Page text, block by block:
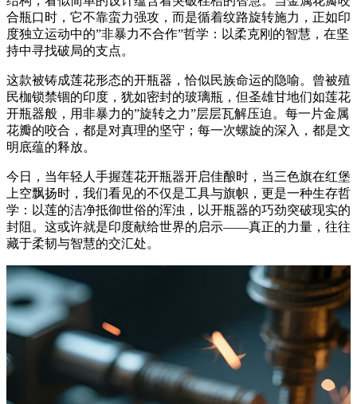
合瓶口时，它不靠蛮力强攻，而是循着纹路旋转施力，正如印
度独立运动中的”非暴力不合作”哲学：以柔克刚的智慧，在坚
持中寻找破局的支点。
这款被铸成莲花形态的开瓶器，恰似民族命运的隐喻。曾被殖
民枷锁禁锢的印度，犹如密封的玻璃瓶，但圣雄甘地们如莲花
开瓶器般，用非暴力的”旋转之力”层层瓦解压迫。每一片金属
花瓣的咬合，都是对真理的坚守；每一次螺旋的深入，都是文
明底蕴的释放。
今日，当年轻人手握莲花开瓶器开启佳酿时，当三色旗在红堡
上空飘扬时，我们看见的不仅是工具与旗帜，更是一种生存哲
学：以莲的洁净抵御世俗的浑浊，以开瓶器的巧劲突破现实的
封阻。这或许就是印度献给世界的启示——真正的力量，往往
藏于柔韧与智慧的交汇处。